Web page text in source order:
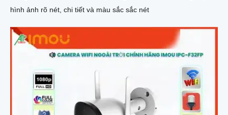
hình ảnh rõ nét, chi tiết và màu sắc sắc nét